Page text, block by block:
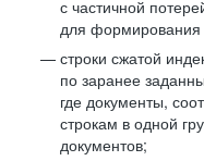
с частичной
для формирования
строки сжатой
по заранее
где документы,
строкам в одной
документов;